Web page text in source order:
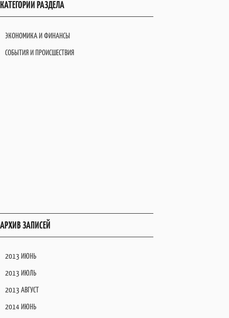
КАТЕГОРИИ РАЗДЕЛА
ЭКОНОМИКА И ФИНАНСЫ
СОБЫТИЯ И ПРОИСШЕСТВИЯ
АРХИВ ЗАПИСЕЙ
2013 ИЮНЬ
2013 ИЮЛЬ
2013 АВГУСТ
2014 ИЮНЬ